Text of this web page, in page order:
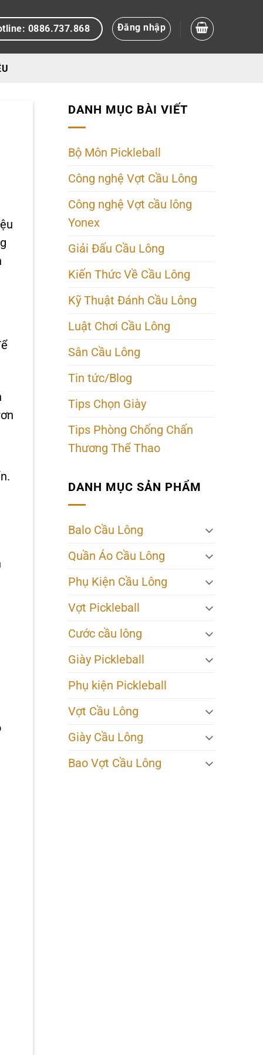
0886.737.868 Đăng nhập
DANH MỤC BÀI VIẾT
Bộ Môn Pickleball
Công nghệ Vợt Cầu Lông
Công nghệ Vợt cầu lông
Yonex
Giải Đấu Cầu Lông
Kiến Thức Về Cầu Lông
Kỹ Thuật Đánh Cầu Lông
Luật Chơi Cầu Lông
Sân Cầu Lông
Tin tức/Blog
Tips Chọn Giày
Tips Phòng Chống Chấn
Thương Thể Thao
DANH MỤC SẢN PHẨM
Balo Cầu Lông
Quần Áo Cầu Lông
Phụ Kiện Cầu Lông
Vợt Pickleball
Cước cầu lông
Giày Pickleball
Phụ kiện Pickleball
Vợt Cầu Lông
Giày Cầu Lông
Bao Vợt Cầu Lông